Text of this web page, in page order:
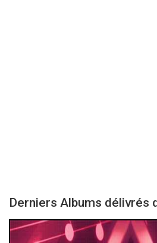
Derniers Albums délivrés